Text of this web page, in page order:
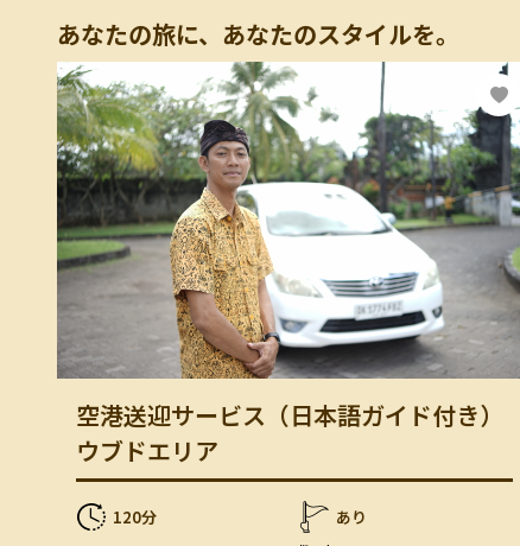
あなたの旅に、あなたのスタイルを。
空港送迎サービス（日本語ガイド付き）
ウブドエリア
120分
あり